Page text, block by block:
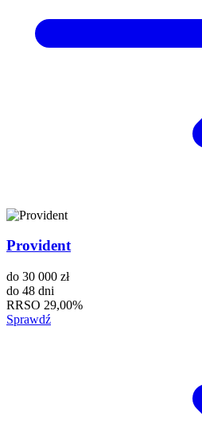
Provident
do 30 000 zł
do 48 dni
RRSO 29,00%
Sprawdź